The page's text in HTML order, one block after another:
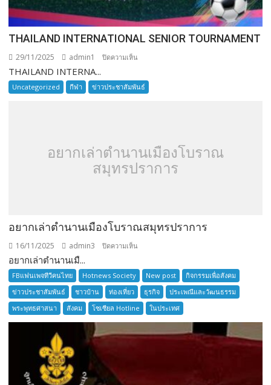
THAILAND INTERNATIONAL SENIOR TOURNAMENT
29/11/2025 admin1 ปิดความเห็น
INTERNATIONAL
SENIOR
THAILAND INTERNA...
Uncategorized กีฬา ข่าวประชาสัมพันธ์
อยากเล่าตำนานเมืองโบราณ
สมุทรปราการ
อยากเล่าตำนานเมืองโบราณสมุทรปราการ
16/11/2025 admin3 ปิดความเห็น
เล่า
ตำนาน
เมือง
โบราณ
สมุทรปราการ
อยากเล่าตำนานเมื...
FBแฟนเพจทีวีคนไทย Hotnews Society New post
กิจกรรมเพื่อสังคม
ข่าวประชาสัมพันธ์
ชาวบ้าน ท่องเที่ยว ธุรกิจ
ประเพณีและวัฒนธรรม
พระพุทธศาสนา
สังคม โซเซียล Hotline ในประเทศ